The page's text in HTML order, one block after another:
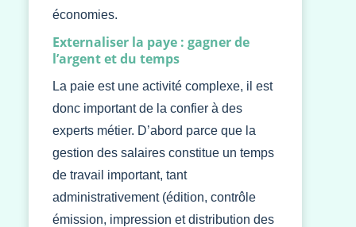
économies.
Externaliser la paye : gagner de
l’argent et du temps
La paie est une activité complexe, il est
donc important de la confier à des
experts métier. D’abord parce que la
gestion des salaires constitue un temps
de travail important, tant
administrativement (édition, contrôle
émission, impression et distribution des